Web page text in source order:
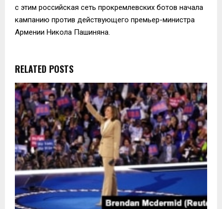
с этим российская сеть прокремлевских ботов начала
кампанию против действующего премьер-министра
Армении Никола Пашиняна.
RELATED POSTS